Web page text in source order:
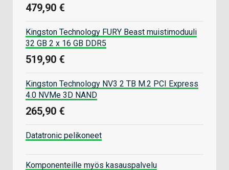
479,90 €
Kingston Technology FURY Beast muistimoduuli
32 GB 2 x 16 GB DDR5
519,90 €
Kingston Technology NV3 2 TB M.2 PCI Express
4.0 NVMe 3D NAND
265,90 €
Datatronic pelikoneet
Komponenteille myös kasauspalvelu